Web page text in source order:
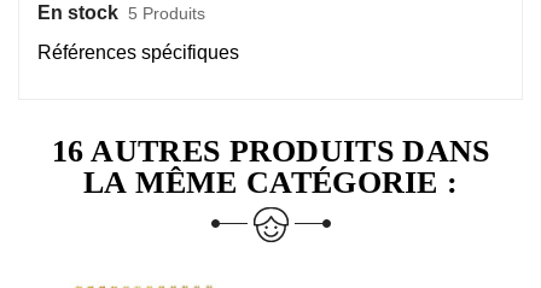
En stock 5 Produits
Références spécifiques
16 AUTRES PRODUITS DANS
LA MÊME CATÉGORIE :